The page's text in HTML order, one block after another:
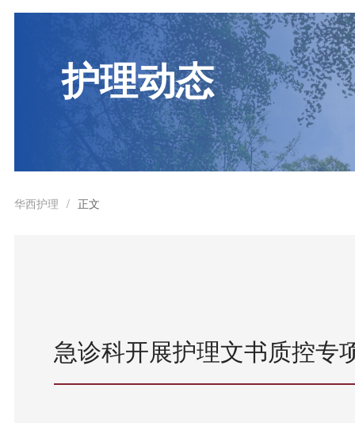
护理动态
华西护理 / 正文
急诊科开展护理文书质控专